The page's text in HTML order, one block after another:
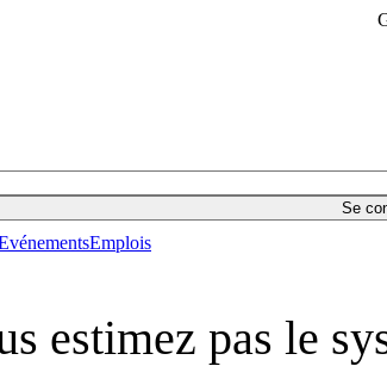
Se
Emplois
estimez pas le